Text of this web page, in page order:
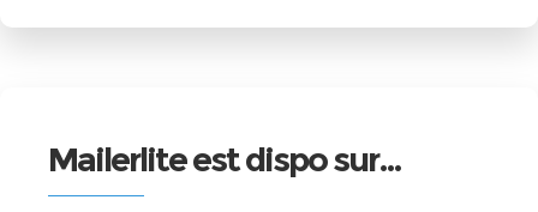
Mailerlite est dispo sur…